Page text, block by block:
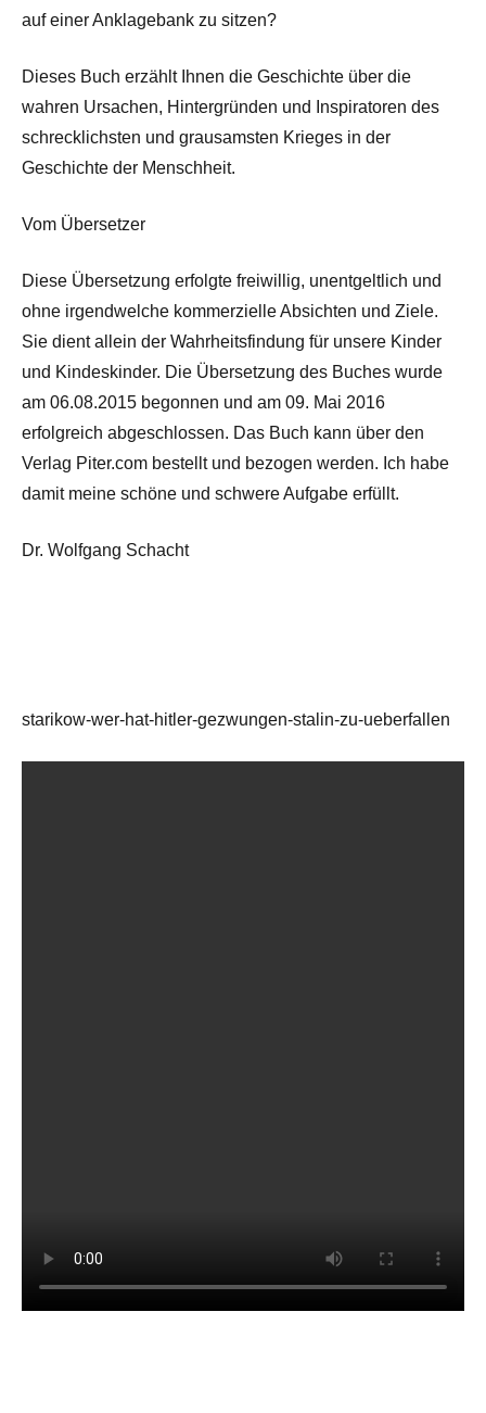
auf einer Anklagebank zu sitzen?
Dieses Buch erzählt Ihnen die Geschichte über die
wahren Ursachen, Hintergründen und Inspiratoren des
schrecklichsten und grausamsten Krieges in der
Geschichte der Menschheit.
Vom Übersetzer
Diese Übersetzung erfolgte freiwillig, unentgeltlich und
ohne irgendwelche kommerzielle Absichten und Ziele.
Sie dient allein der Wahrheitsfindung für unsere Kinder
und Kindeskinder. Die Übersetzung des Buches wurde
am 06.08.2015 begonnen und am 09. Mai 2016
erfolgreich abgeschlossen. Das Buch kann über den
Verlag Piter.com bestellt und bezogen werden. Ich habe
damit meine schöne und schwere Aufgabe erfüllt.
Dr. Wolfgang Schacht
starikow-wer-hat-hitler-gezwungen-stalin-zu-ueberfallen